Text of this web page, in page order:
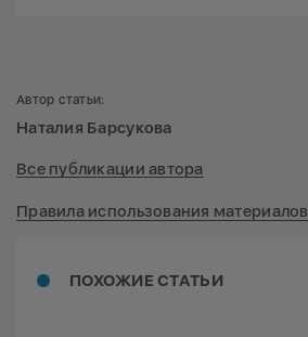
ПОХОЖИЕ СТАТЬИ
Автор статьи:
Наталия Барсукова
Все публикации автора
Правила использования материалов